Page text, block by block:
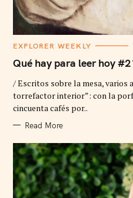
C
T
E
O
R
I
E
EXPLORER WEEKLY
Qué hay para leer hoy
/ Escritos sobre la mesa, varios
torrefactor interior”: con la
cincuenta cafés por..
Read More